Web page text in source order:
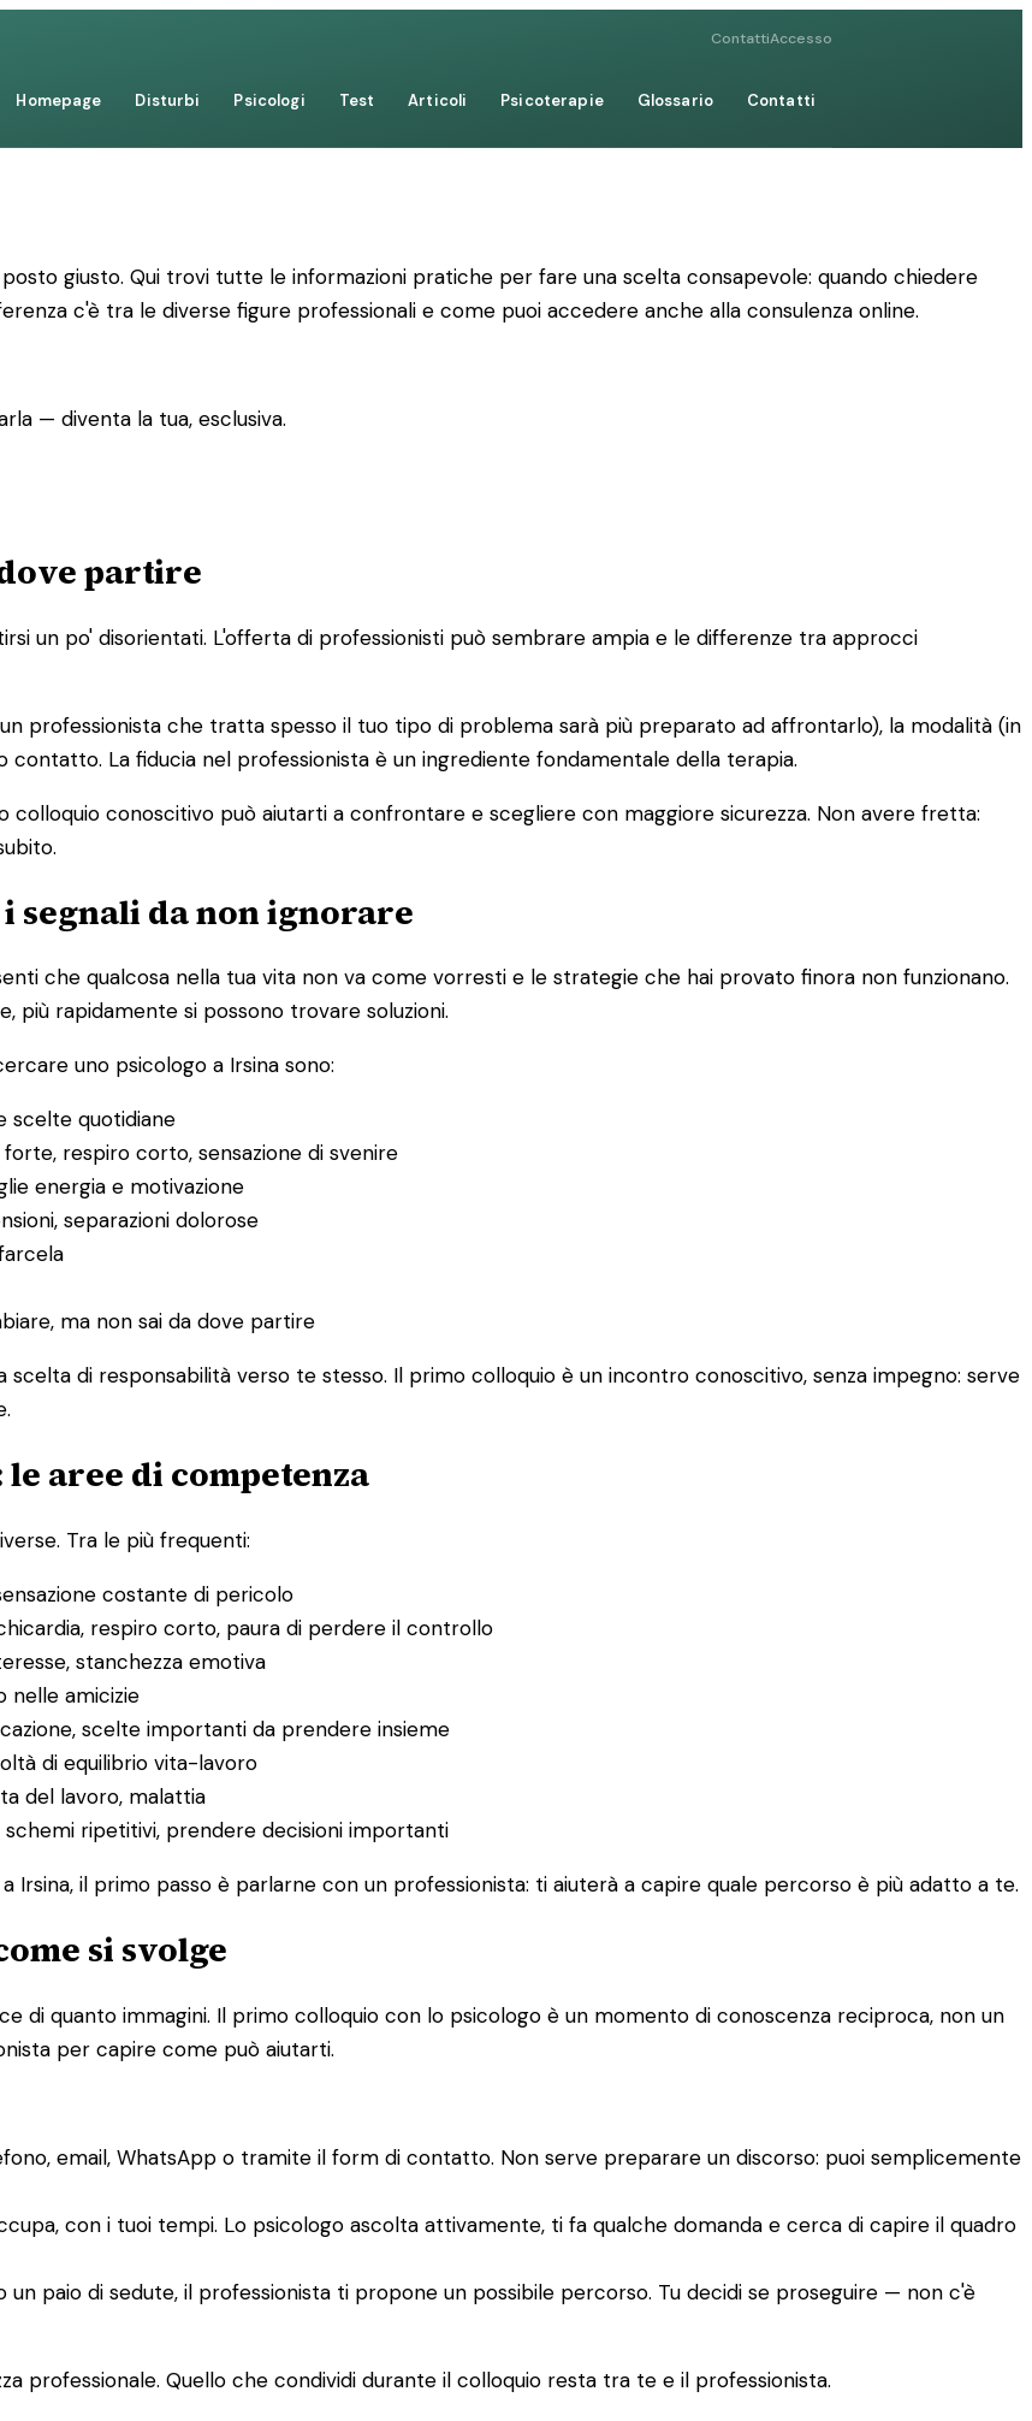
ContattiAccesso
Homepage Disturbi Psicologi Test Articoli Psicoterapie Glossario Contatti
giusto. Qui trovi tutte le informazioni pratiche per fare una scelta consapevole: quando chiedere
c'è tra le diverse figure professionali e come puoi accedere anche alla consulenza online.
— diventa la tua, esclusiva.
partire
un po' disorientati. L'offerta di professionisti può sembrare ampia e le differenze tra approcci
professionista che tratta spesso il tuo tipo di problema sarà più preparato ad affrontarlo), la modalità (in
La fiducia nel professionista è un ingrediente fondamentale della terapia.
conoscitivo può aiutarti a confrontare e scegliere con maggiore sicurezza. Non avere fretta:
segnali da non ignorare
che qualcosa nella tua vita non va come vorresti e le strategie che hai provato finora non funzionano.
più rapidamente si possono trovare soluzioni.
uno psicologo a Irsina sono:
scelte quotidiane
respiro corto, sensazione di svenire
energia e motivazione
separazioni dolorose
ma non sai da dove partire
scelta di responsabilità verso te stesso. Il primo colloquio è un incontro conoscitivo, senza impegno: serve
aree di competenza
Tra le più frequenti:
costante di pericolo
respiro corto, paura di perdere il controllo
stanchezza emotiva
nelle amicizie
scelte importanti da prendere insieme
di equilibrio vita-lavoro
del lavoro, malattia
ripetitivi, prendere decisioni importanti
il primo passo è parlarne con un professionista: ti aiuterà a capire quale percorso è più adatto a te.
si svolge
di quanto immagini. Il primo colloquio con lo psicologo è un momento di conoscenza reciproca, non un
per capire come può aiutarti.
email, WhatsApp o tramite il form di contatto. Non serve preparare un discorso: puoi semplicemente
con i tuoi tempi. Lo psicologo ascolta attivamente, ti fa qualche domanda e cerca di capire il quadro
paio di sedute, il professionista ti propone un possibile percorso. Tu decidi se proseguire — non c'è
professionale. Quello che condividi durante il colloquio resta tra te e il professionista.